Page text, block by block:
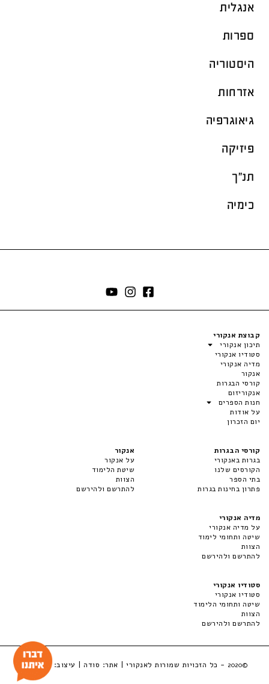
אנגלית
ספרות
היסטוריה
אזרחות
גיאוגרפיה
פיזיקה
תנ"ך
כימיה
קבוצת אנקורי
תיכון אנקורי
סטודיו אנקורי
מדיה אנקורי
אנקור
קורסי הבגרות
אנקוריזום
חנות הספרים
על אודות
יום הזכרון
קורסי הבגרות
בגרות באנקורי
הקורסים שלנו
בתי הספר
פתרון בחינות בגרות
אנקור
על אנקור
שיטת הלימוד
הצוות
להתרשם ולהירשם
מדיה אנקורי
על מדיה אנקורי
שיטה ותחומי לימוד
הצוות
להתרשם ולהירשם
סטודיו אנקורי
סטודיו אנקורי
שיטה ותחומי הלימוד
הצוות
להתרשם ולהירשם
©2020 - כל הזכויות שמורות לאנקורי | אתר: סודה| עיצוב:LuckyBox